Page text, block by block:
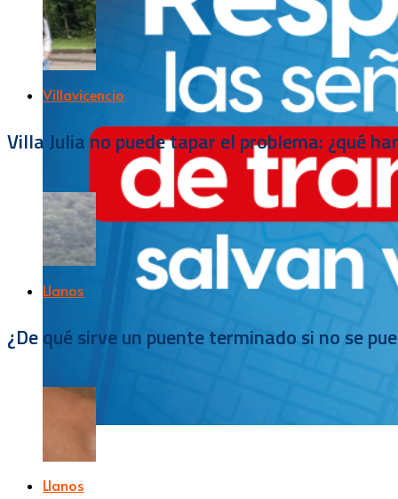
Villavicencio
Villa Julia no puede tapar el problema: ¿qué
Llanos
¿De qué sirve un puente terminado si no se
Llanos